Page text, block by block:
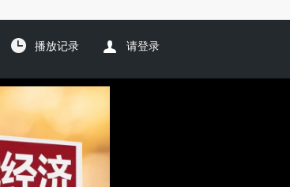
播放记录 请登录